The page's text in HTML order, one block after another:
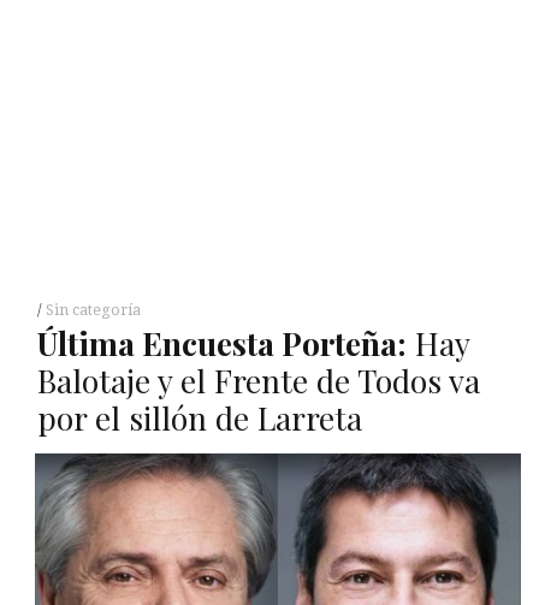
Sin categoría
Última Encuesta Porteña: Hay
Balotaje y el Frente de Todos va
por el sillón de Larreta